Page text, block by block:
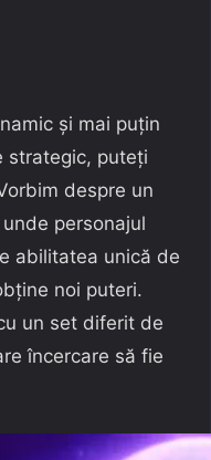
și mai puțin
strategic, puteți
despre un
unde personajul
abilitatea unică de
noi puteri.
un set diferit de
încercare să fie